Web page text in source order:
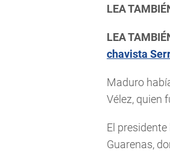
LEA
LEA
chavista
Maduro
Vélez, quien
El
Guarenas,